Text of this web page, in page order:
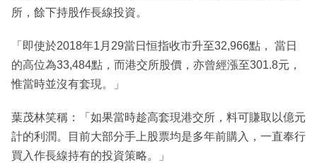
所，餘下持股作長線投資。
「即使於2018年1月29當日恒指收市升至32,966點， 當日
的高位為33,484點，而港交所股價，亦曾經漲至301.8元，
惟當時並沒有套現。」
葉茂林笑稱：「如果當時趁高套現港交所，料可賺取以億元
計的利潤。目前大部分手上股票均是多年前購入，一直奉行
買入作長線持有的投資策略。」